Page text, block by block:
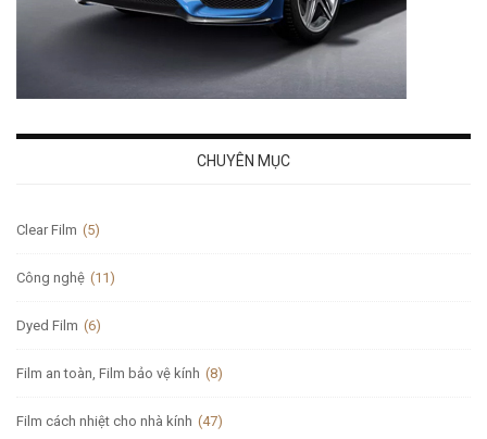
CHUYÊN MỤC
Clear Film (5)
Công nghệ (11)
Dyed Film (6)
Film an toàn, Film bảo vệ kính (8)
Film cách nhiệt cho nhà kính (47)